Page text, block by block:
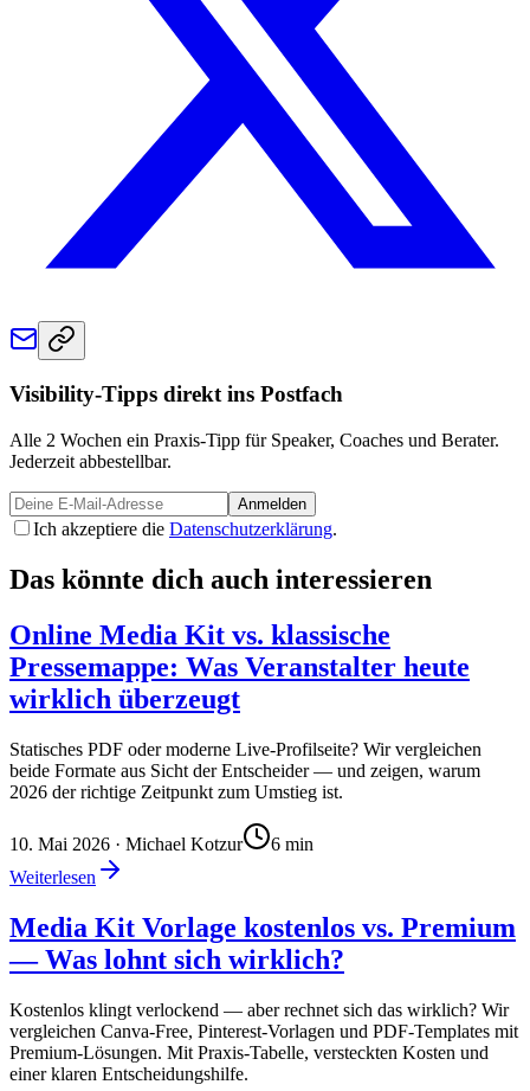
Visibility-Tipps direkt ins Postfach
Alle 2 Wochen ein Praxis-Tipp für Speaker, Coaches und Berater.
Jederzeit abbestellbar.
Anmelden
Ich akzeptiere die Datenschutzerklärung.
Das könnte dich auch interessieren
Online Media Kit vs. klassische
Pressemappe: Was Veranstalter heute
wirklich überzeugt
Statisches PDF oder moderne Live-Profilseite? Wir vergleichen
beide Formate aus Sicht der Entscheider — und zeigen, warum
2026 der richtige Zeitpunkt zum Umstieg ist.
10. Mai 2026 · Michael Kotzur 6 min
Weiterlesen
Media Kit Vorlage kostenlos vs. Premium
— Was lohnt sich wirklich?
Kostenlos klingt verlockend — aber rechnet sich das wirklich? Wir
vergleichen Canva-Free, Pinterest-Vorlagen und PDF-Templates mit
Premium-Lösungen. Mit Praxis-Tabelle, versteckten Kosten und
einer klaren Entscheidungshilfe.